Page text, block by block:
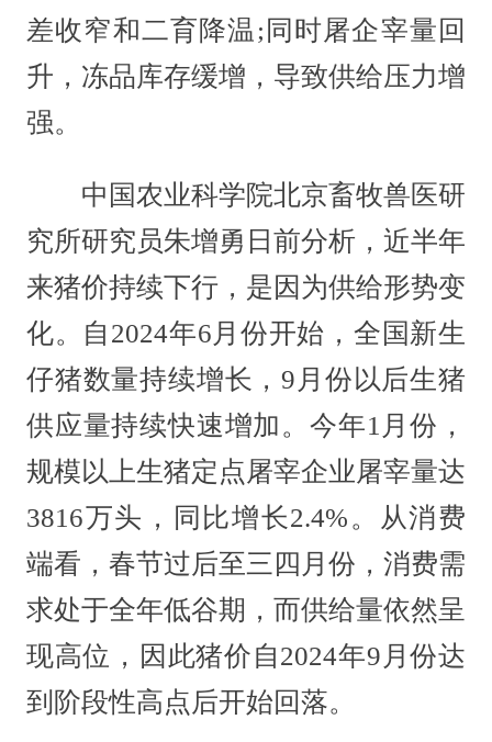
差收窄和二育降温;同时屠企宰量回
升，冻品库存缓增，导致供给压力增
强。
中国农业科学院北京畜牧兽医研
究所研究员朱增勇日前分析，近半年
来猪价持续下行，是因为供给形势变
化。自2024年6月份开始，全国新生
仔猪数量持续增长，9月份以后生猪
供应量持续快速增加。今年1月份，
规模以上生猪定点屠宰企业屠宰量达
3816万头，同比增长2.4%。从消费
端看，春节过后至三四月份，消费需
求处于全年低谷期，而供给量依然呈
现高位，因此猪价自2024年9月份达
到阶段性高点后开始回落。